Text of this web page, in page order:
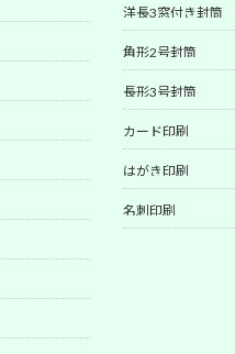
洋長3窓付き封筒
角形2号封筒
長形3号封筒
カード印刷
はがき印刷
名刺印刷